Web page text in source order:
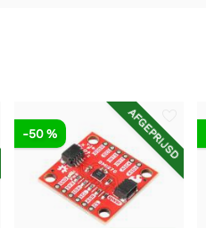
AFGEPRIJSD
-50 %